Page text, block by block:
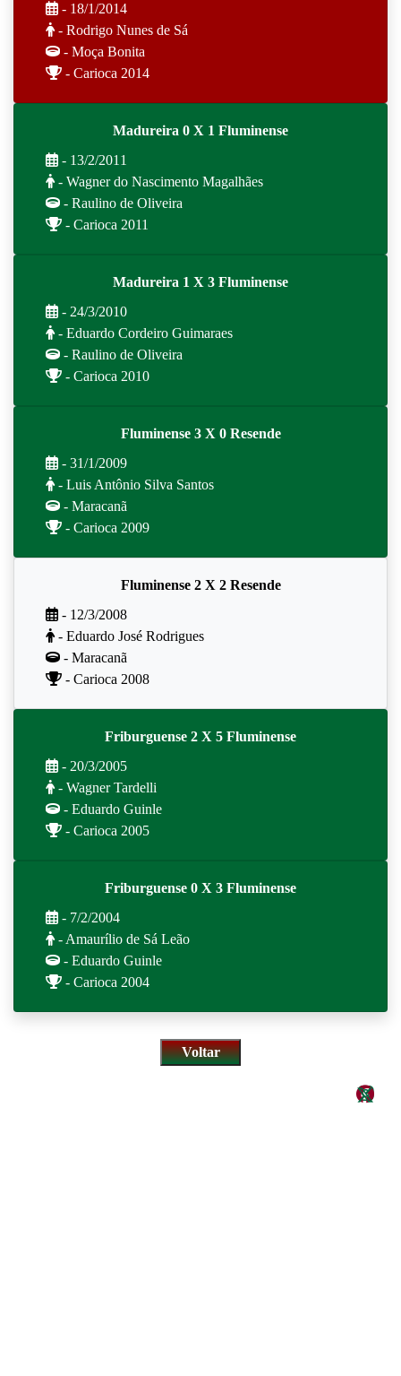
- 18/1/2014
- Rodrigo Nunes de Sá
- Moça Bonita
- Carioca 2014
Madureira 0 X 1 Fluminense
- 13/2/2011
- Wagner do Nascimento Magalhães
- Raulino de Oliveira
- Carioca 2011
Madureira 1 X 3 Fluminense
- 24/3/2010
- Eduardo Cordeiro Guimaraes
- Raulino de Oliveira
- Carioca 2010
Fluminense 3 X 0 Resende
- 31/1/2009
- Luis Antônio Silva Santos
- Maracanã
- Carioca 2009
Fluminense 2 X 2 Resende
- 12/3/2008
- Eduardo José Rodrigues
- Maracanã
- Carioca 2008
Friburguense 2 X 5 Fluminense
- 20/3/2005
- Wagner Tardelli
- Eduardo Guinle
- Carioca 2005
Friburguense 0 X 3 Fluminense
- 7/2/2004
- Amaurílio de Sá Leão
- Eduardo Guinle
- Carioca 2004